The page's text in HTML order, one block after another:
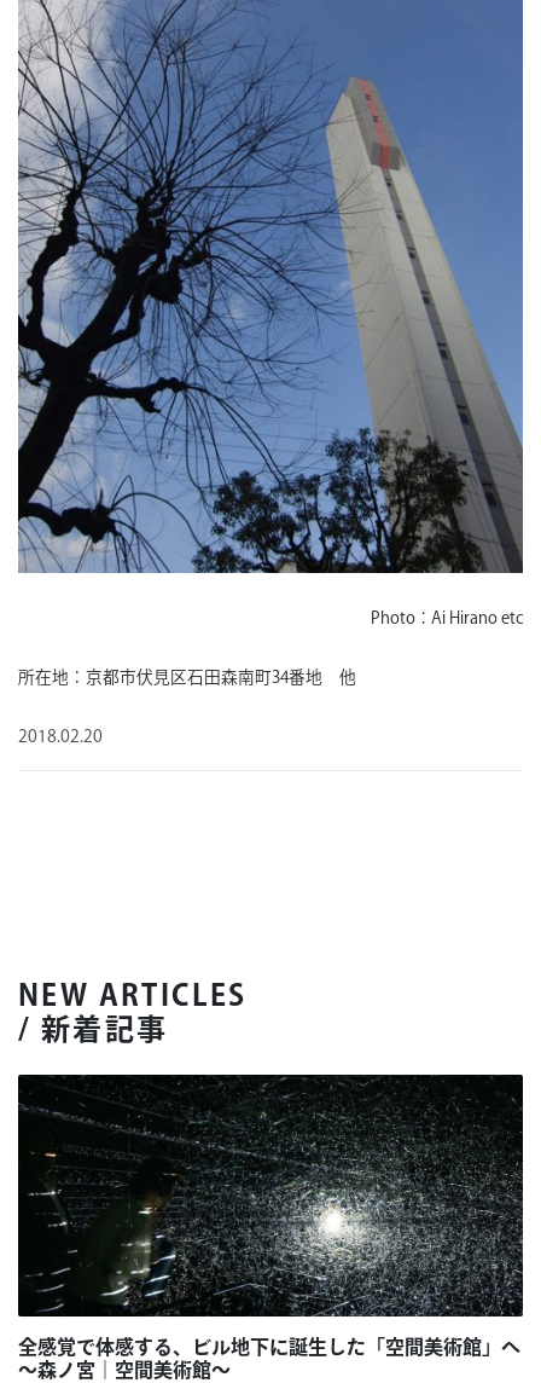
Photo：Ai Hirano etc
所在地：京都市伏見区石田森南町34番地 他
2018.02.20
NEW ARTICLES
/ 新着記事
全感覚で体感する、ビル地下に誕生した「空間美術館」へ
～森ノ宮｜空間美術館～